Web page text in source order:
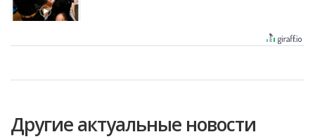
Другие актуальные новости